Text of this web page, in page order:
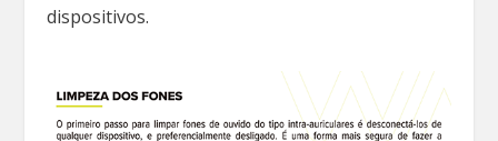
dispositivos.